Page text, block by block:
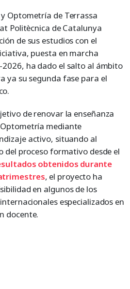
Optometría de Terrassa
Politècnica de Catalunya
de sus estudios con el
puesta en marcha
ha dado el salto al ámbito
ya su segunda fase para el
de renovar la enseñanza
mediante
activo, situando al
del proceso formativo desde el
obtenidos durante
, el proyecto ha
en algunos de los
especializados en
docente.